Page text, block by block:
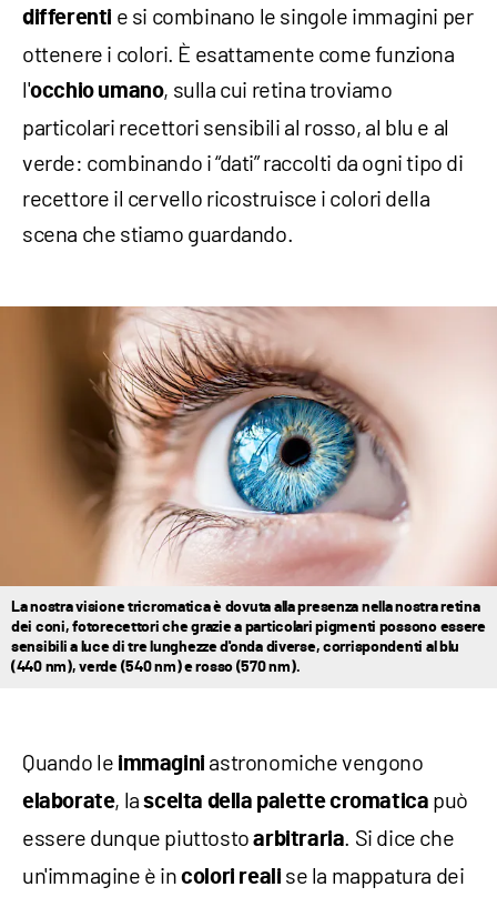
differenti e si combinano le singole immagini per
ottenere i colori. È esattamente come funziona
l'occhio umano, sulla cui retina troviamo
particolari recettori sensibili al rosso, al blu e al
verde: combinando i “dati” raccolti da ogni tipo di
recettore il cervello ricostruisce i colori della
scena che stiamo guardando.
La nostra visione tricromatica è dovuta alla presenza nella nostra retina
dei coni, fotorecettori che grazie a particolari pigmenti possono essere
sensibili a luce di tre lunghezze d'onda diverse, corrispondenti al blu
(440 nm), verde (540 nm) e rosso (570 nm).
Quando le immagini astronomiche vengono
elaborate, lascelta della palette cromatica può
essere dunque piuttostoarbitraria . Si dice che
un'immagine è incolori reali se la mappatura dei